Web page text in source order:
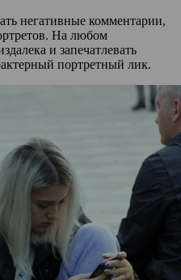
негативные комментарии,
На любом
и запечатлевать
портретный лик.